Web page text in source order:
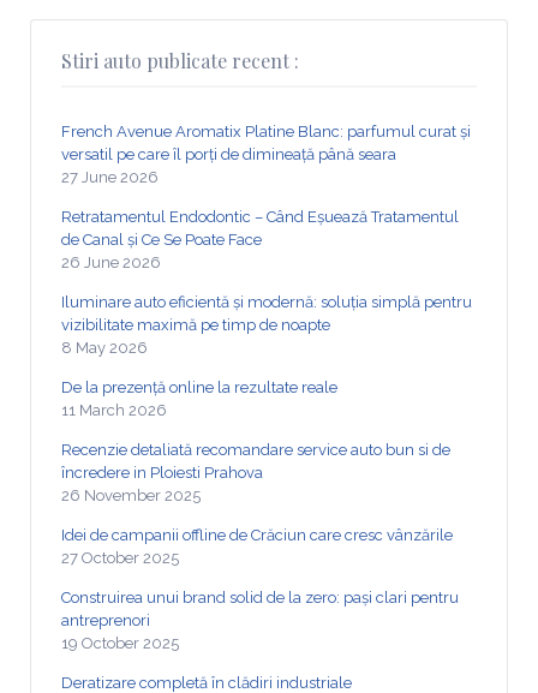
Stiri auto publicate recent :
French Avenue Aromatix Platine Blanc: parfumul curat și
versatil pe care îl porți de dimineață până seara
27 June 2026
Retratamentul Endodontic – Când Eșuează Tratamentul
de Canal și Ce Se Poate Face
26 June 2026
Iluminare auto eficientă și modernă: soluția simplă pentru
vizibilitate maximă pe timp de noapte
8 May 2026
De la prezență online la rezultate reale
11 March 2026
Recenzie detaliată recomandare service auto bun si de
încredere in Ploiesti Prahova
26 November 2025
Idei de campanii offline de Crăciun care cresc vânzările
27 October 2025
Construirea unui brand solid de la zero: pași clari pentru
antreprenori
19 October 2025
Deratizare completă în clădiri industriale